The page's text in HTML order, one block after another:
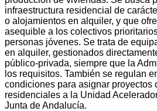
infraestructura residencial de
o alojamientos en alquiler, y que
asequible a los colectivos
personas jóvenes. Se trata de
en alquiler, gestionados
público-privada, siempre que la
los requisitos. También se regulan
condiciones para asignar proyectos
residenciales a la Unidad
Junta de Andalucía.